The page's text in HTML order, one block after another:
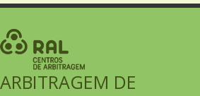
ARBITRAGEM DE